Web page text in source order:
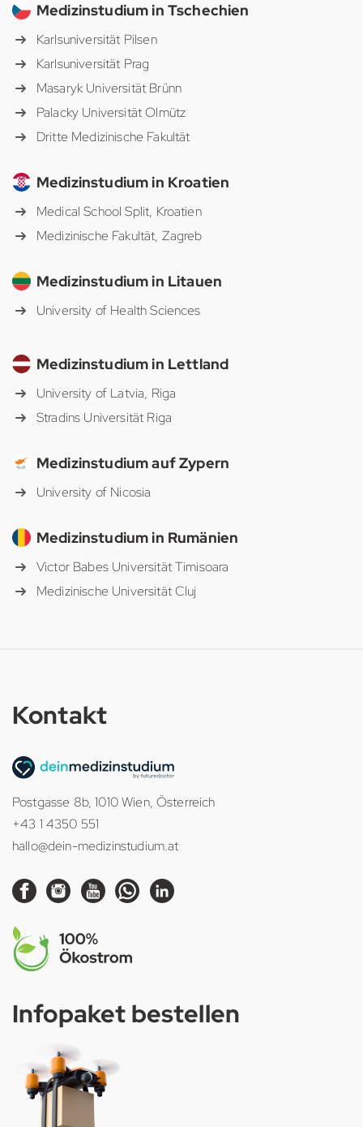
Medizinstudium in Tschechien
Karlsuniversität Pilsen
Karlsuniversität Prag
Masaryk Universität Brünn
Palacky Universität Olmütz
Dritte Medizinische Fakultät
Medizinstudium in Kroatien
Medical School Split, Kroatien
Medizinische Fakultät, Zagreb
Medizinstudium in Litauen
University of Health Sciences
Medizinstudium in Lettland
University of Latvia, Riga
Stradins Universität Riga
Medizinstudium auf Zypern
University of Nicosia
Medizinstudium in Rumänien
Victor Babes Universität Timisoara
Medizinische Universität Cluj
Kontakt
Postgasse 8b, 1010 Wien, Österreich
+43 1 4350 551
hallo@dein-medizinstudium.at
Infopaket bestellen